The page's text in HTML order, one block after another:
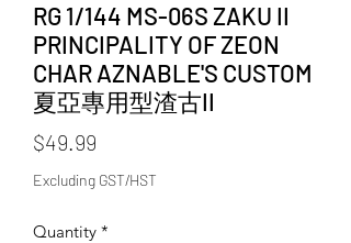
RG 1/144 MS-06S ZAKU II
PRINCIPALITY OF ZEON
CHAR AZNABLE'S CUSTOM
夏亞專用型渣古II
$49.99
Excluding GST/HST
Quantity *